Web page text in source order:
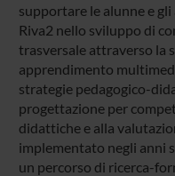
supportare le alunne e
Riva2 nello sviluppo di
trasversale attraverso la
apprendimento
strategie pedagogico-
progettazione per
didattiche e alla
implementato negli anni
un percorso di ricerca-